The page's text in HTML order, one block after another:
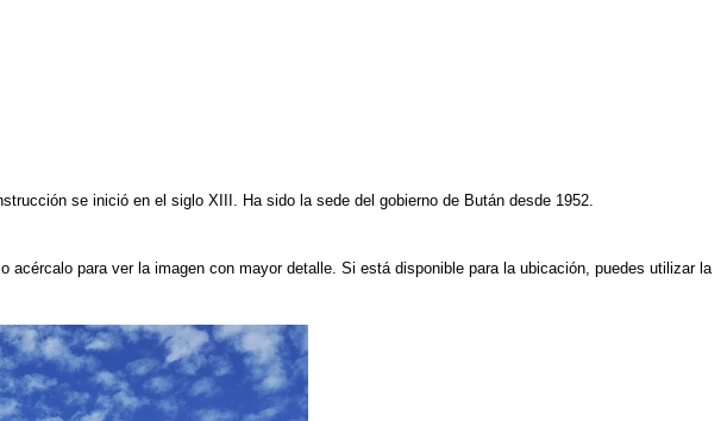
se inició en el siglo XIII. Ha sido la sede del gobierno de Bután desde 1952.
o acércalo para ver la imagen con mayor detalle. Si está disponible para la ubicación, puedes utilizar la